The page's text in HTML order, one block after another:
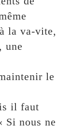
la va-vite,
une
le
il faut
Si nous ne